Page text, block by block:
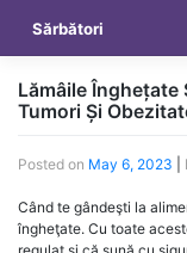
content
Sărbători
Lămâile Înghețate
Tumori Și
Posted on May 6, 2023
Când te gândeşti la
îngheţate. Cu toate